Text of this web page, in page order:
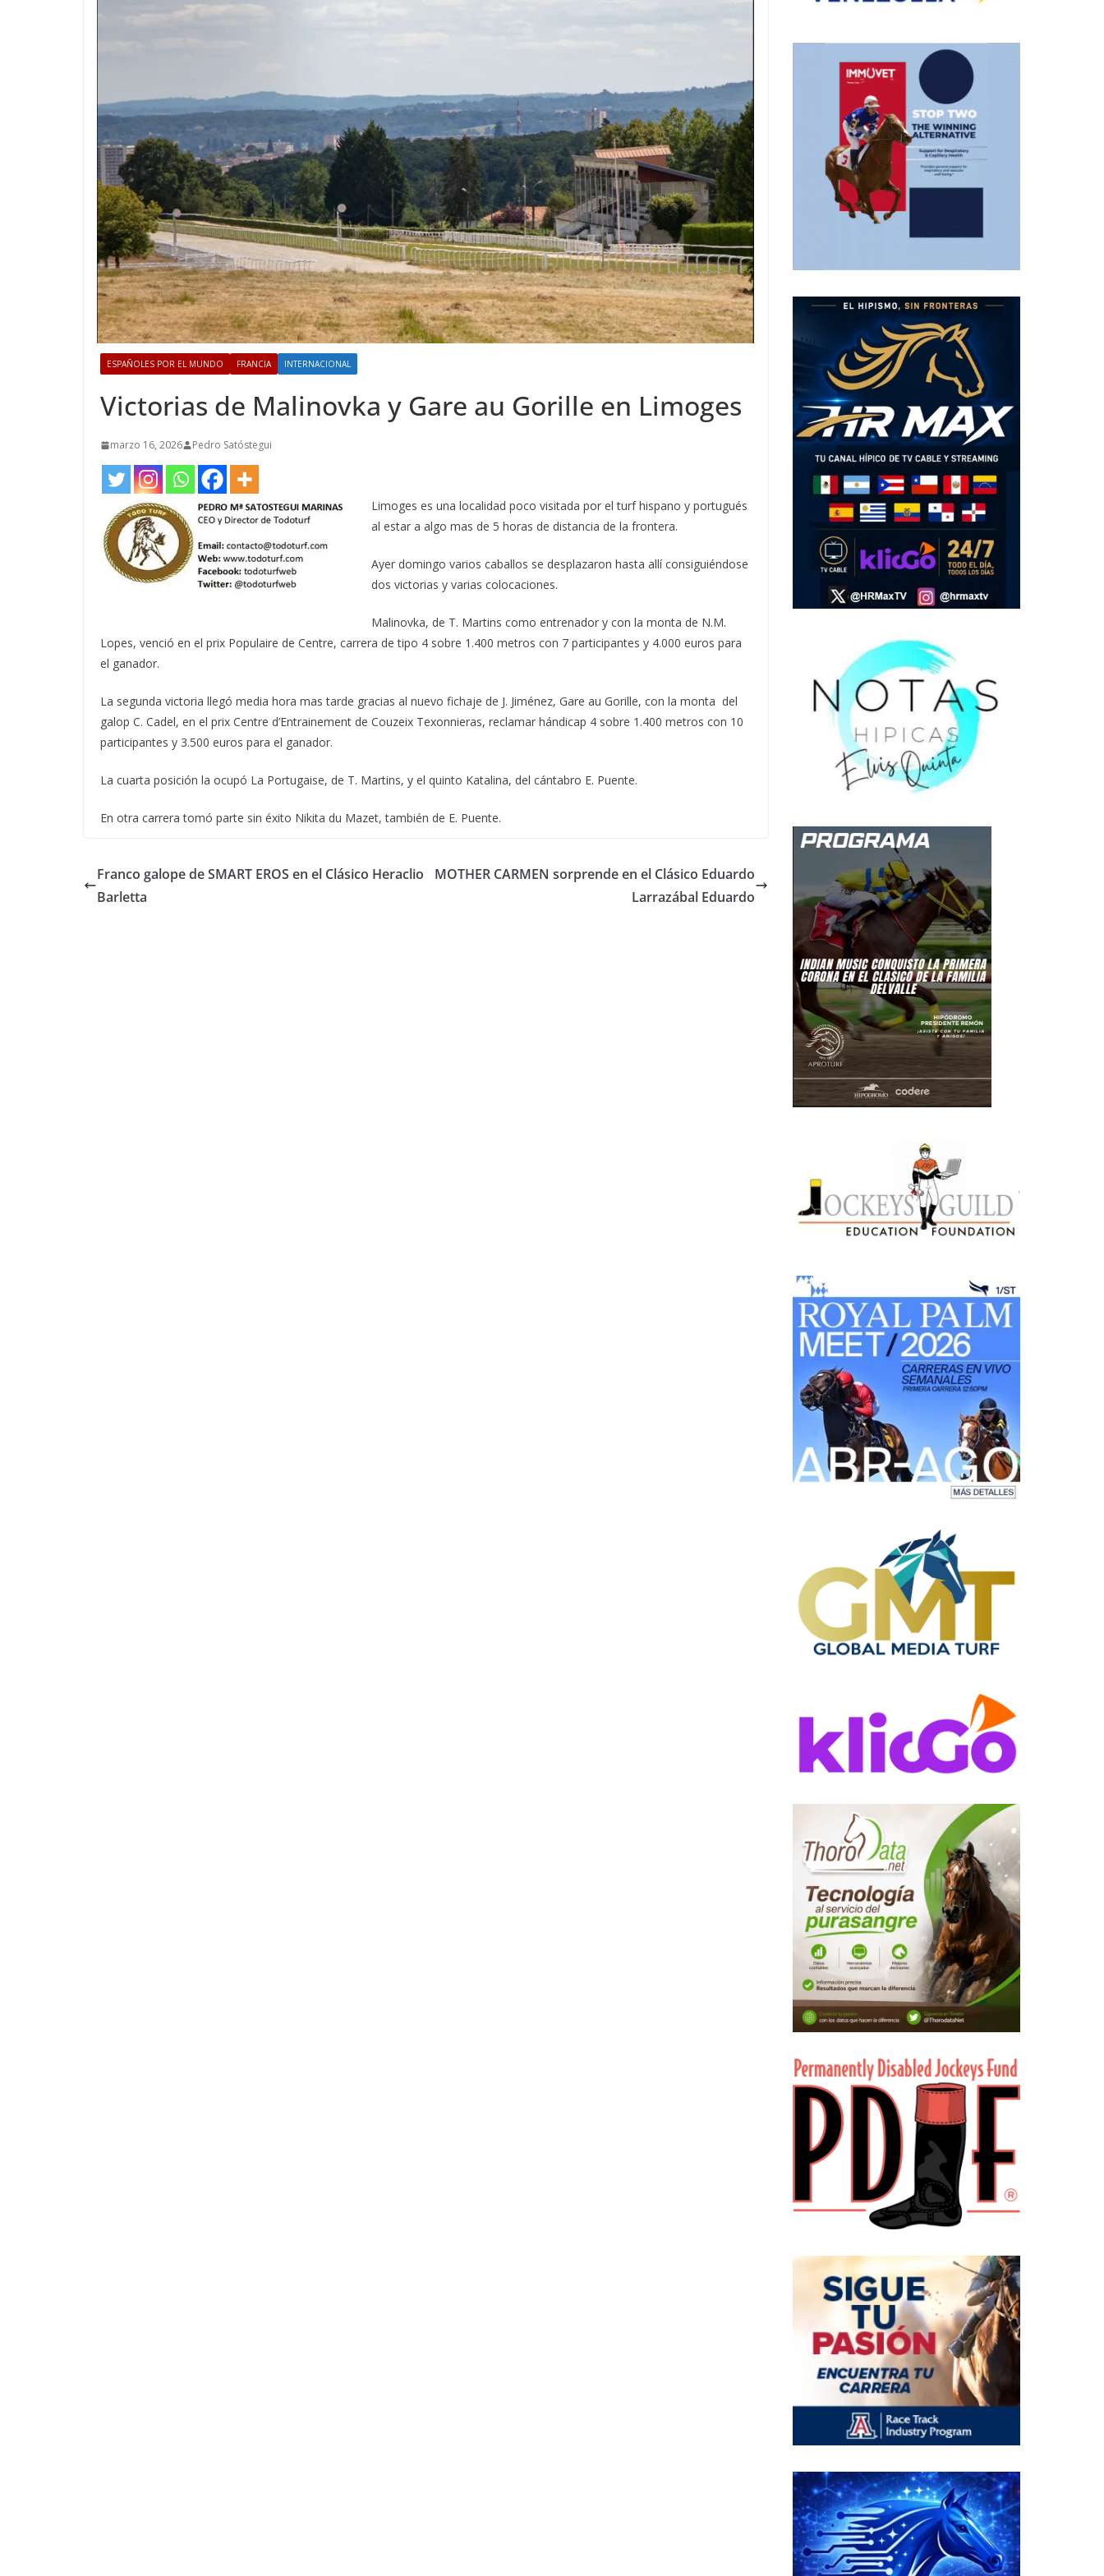
ESPAÑOLES POR EL MUNDO FRANCIA INTERNACIONAL
Victorias de Malinovka y Gare au Gorille en Limoges
marzo 16, 2026 Pedro Satóstegui
Limoges es una localidad poco visitada por el turf hispano y portugués
al estar a algo mas de 5 horas de distancia de la frontera.
Ayer domingo varios caballos se desplazaron hasta allí consiguiéndose
dos victorias y varias colocaciones.
Malinovka, de T. Martins como entrenador y con la monta de N.M.
Lopes, venció en el prix Populaire de Centre, carrera de tipo 4 sobre 1.400 metros con 7 participantes y 4.000 euros para
el ganador.
La segunda victoria llegó media hora mas tarde gracias al nuevo fichaje de J. Jiménez, Gare au Gorille, con la monta del
galop C. Cadel, en el prix Centre d’Entrainement de Couzeix Texonnieras, reclamar hándicap 4 sobre 1.400 metros con 10
participantes y 3.500 euros para el ganador.
La cuarta posición la ocupó La Portugaise, de T. Martins, y el quinto Katalina, del cántabro E. Puente.
En otra carrera tomó parte sin éxito Nikita du Mazet, también de E. Puente.
Franco galope de SMART EROS en el Clásico Heraclio
Barletta
MOTHER CARMEN sorprende en el Clásico Eduardo
Larrazábal Eduardo